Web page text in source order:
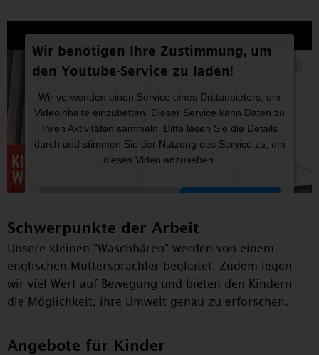
Wir benötigen Ihre Zustimmung, um
den Youtube-Service zu laden!
Wir verwenden einen Service eines Drittanbieters, um
Videoinhalte einzubetten. Dieser Service kann Daten zu
Ihren Aktivitäten sammeln. Bitte lesen Sie die Details
durch und stimmen Sie der Nutzung des Service zu, um
dieses Video anzusehen.
Powered byUsercentrics Consent Management
Platform
Schwerpunkte der Arbeit
Unsere kleinen "Waschbären" werden von einem
englischen Muttersprachler begleitet. Zudem legen
wir viel Wert auf Bewegung und bieten den Kindern
die Möglichkeit, ihre Umwelt genau zu erforschen.
Angebote für Kinder